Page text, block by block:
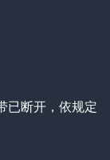
已断开，依规定